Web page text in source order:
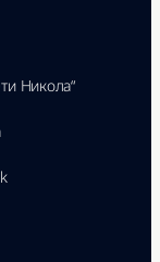
Никола“